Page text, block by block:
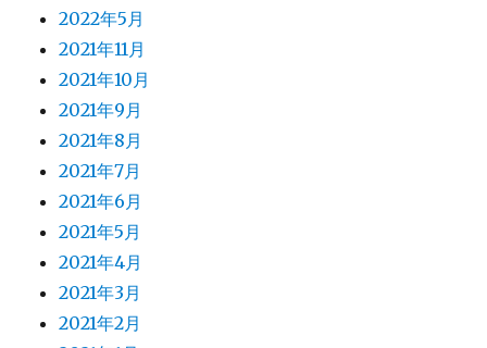
2022年5月
2021年11月
2021年10月
2021年9月
2021年8月
2021年7月
2021年6月
2021年5月
2021年4月
2021年3月
2021年2月